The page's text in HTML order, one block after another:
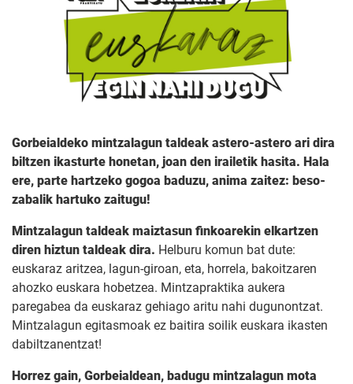
Gorbeialdeko mintzalagun taldeak astero-astero ari dira
biltzen ikasturte honetan, joan den irailetik hasita. Hala
ere, parte hartzeko gogoa baduzu, anima zaitez: beso-
zabalik hartuko zaitugu!
Mintzalagun taldeak maiztasun finkoarekin elkartzen
diren hiztun taldeak dira. Helburu komun bat dute:
euskaraz aritzea, lagun-giroan, eta, horrela, bakoitzaren
ahozko euskara hobetzea. Mintzapraktika aukera
paregabea da euskaraz gehiago aritu nahi dugunontzat.
Mintzalagun egitasmoak ez baitira soilik euskara ikasten
dabiltzanentzat!
Horrez gain, Gorbeialdean, badugu mintzalagun mota